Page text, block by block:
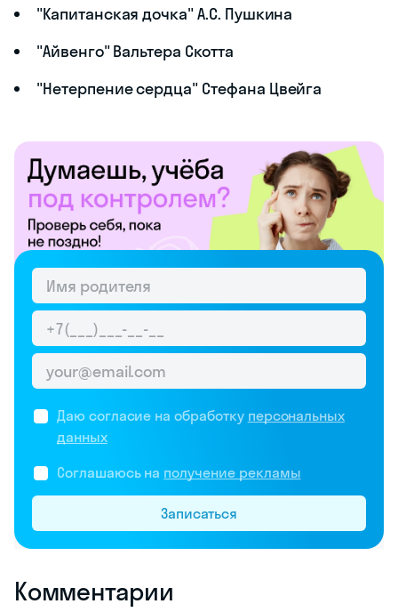
"Капитанская дочка" А.С. Пушкина
"Айвенго" Вальтера Скотта
"Нетерпение сердца" Стефана Цвейга
Даю согласие на обработку персональных
данных
Соглашаюсь на получение рекламы
Записаться
Комментарии